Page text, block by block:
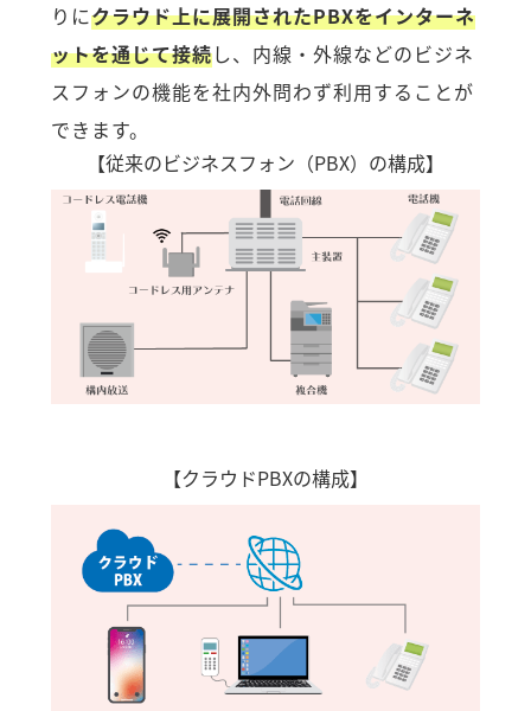
りにクラウド上に展開されたPBXをインターネ
ットを通じて接続し、内線・外線などのビジネ
スフォンの機能を社内外問わず利用することが
できます。
【従来のビジネスフォン（PBX）の構成】
【クラウドPBXの構成】